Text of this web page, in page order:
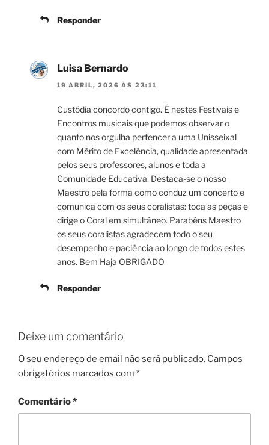
Responder
Luisa Bernardo
19 ABRIL, 2026 ÀS 23:11
Custódia concordo contigo. É nestes Festivais e
Encontros musicais que podemos observar o
quanto nos orgulha pertencer a uma Unisseixal
com Mérito de Excelência, qualidade apresentada
pelos seus professores, alunos e toda a
Comunidade Educativa. Destaca-se o nosso
Maestro pela forma como conduz um concerto e
comunica com os seus coralistas: toca as peças e
dirige o Coral em simultâneo. Parabéns Maestro
os seus coralistas agradecem todo o seu
desempenho e paciência ao longo de todos estes
anos. Bem Haja OBRIGADO
Responder
Deixe um comentário
O seu endereço de email não será publicado. Campos
obrigatórios marcados com *
Comentário*